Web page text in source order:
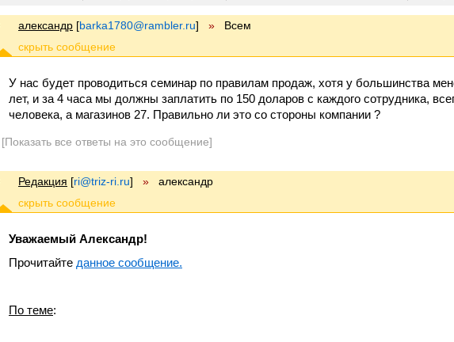
александр [barka1780@rambler.ru] » Всем
У нас будет проводиться семинар по правилам продаж, хотя у большинства
лет, и за 4 часа мы должны заплатить по 150 доларов с каждого сотрудника,
человека, а магазинов 27. Правильно ли это со стороны компании ?
[Показать все ответы на это сообщение]
Редакция [ri@triz-ri.ru] » александр
Уважаемый Александр!
Прочитайте данное сообщение.
По теме: